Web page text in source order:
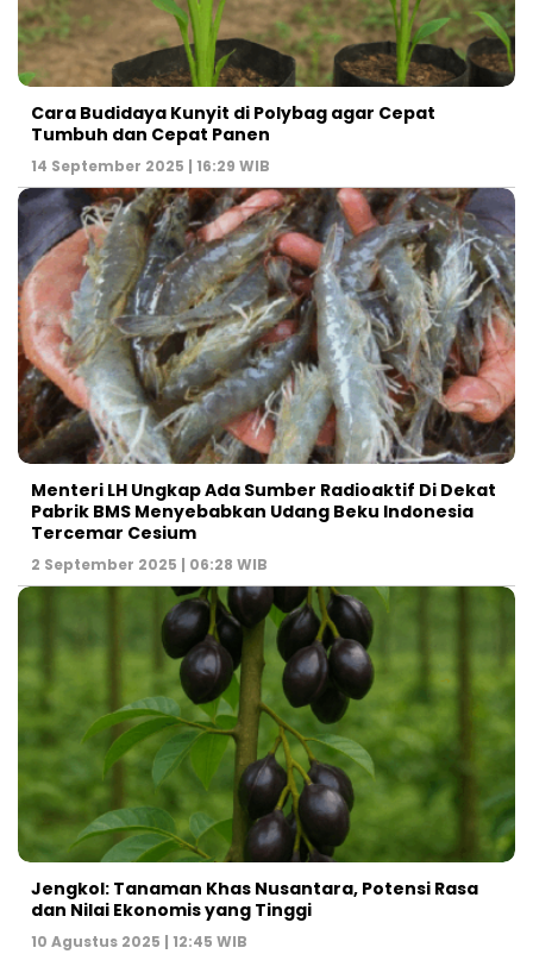
Cara Budidaya Kunyit di Polybag agar Cepat
Tumbuh dan Cepat Panen
14 September 2025 | 16:29 WIB
Menteri LH Ungkap Ada Sumber Radioaktif Di Dekat
Pabrik BMS Menyebabkan Udang Beku Indonesia
Tercemar Cesium
2 September 2025 | 06:28 WIB
Jengkol: Tanaman Khas Nusantara, Potensi Rasa
dan Nilai Ekonomis yang Tinggi
10 Agustus 2025 | 12:45 WIB